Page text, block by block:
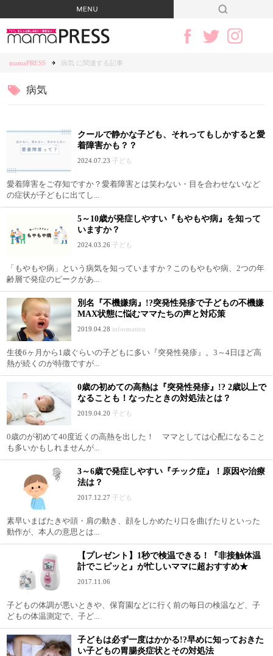
mamaPRESS 病気 に関連する記事
病気
クールで静かな子ども、それってもしかすると愛
着障害かも？？
2024.07.23 子ども
愛着障害をご存知ですか？愛着障害とは笑わない・目を合わせないなど
の症状が子どもに出てし...
5～10歳が発症しやすい『もやもや病』を知って
いますか？
2024.03.26 子ども
「もやもや病」という病気を知っていますか？このもやもや病、2つの年
齢層で発症のピークがあ...
別名『不機嫌病』!?突発性発疹で子どもの不機嫌
MAX状態に悩むママたちの声と対応策
2019.04.28 information
生後6ヶ月から1歳ぐらいの子どもに多い『突発性発疹』。3～4日ほど高
熱が続くのが特徴ですが...
0歳の初めての高熱は『突発性発疹』!? 2歳以上で
なることも！なったときの対処法とは？
2019.04.20 子ども
0歳のが初めて40度近くの高熱を出した！ ママとしては心配になること
も多いかもしれませんが...
3～6歳で発症しやすい『チック症』！原因や治療
法は？
2017.12.27 子ども
素早いまばたきや頭・肩の動き、顔をしかめたり口を曲げたりといった
動作が、本人の意思とは...
【プレゼント】1秒で検温できる！『非接触体温
計でこピッと』が忙しいママに超おすすめ★
2017.11.06
子どもの体調が悪いときや、保育園などに行く前の毎日の検温など、子
どもの体温測定で、子ど...
子どもは必ず一度はかかる!?早めに知っておきた
い子どもの胃腸炎症状とその対処法